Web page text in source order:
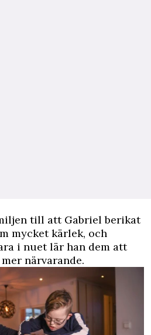
till att Gabriel berikat
mycket kärlek, och
i nuet lär han dem att
närvarande.